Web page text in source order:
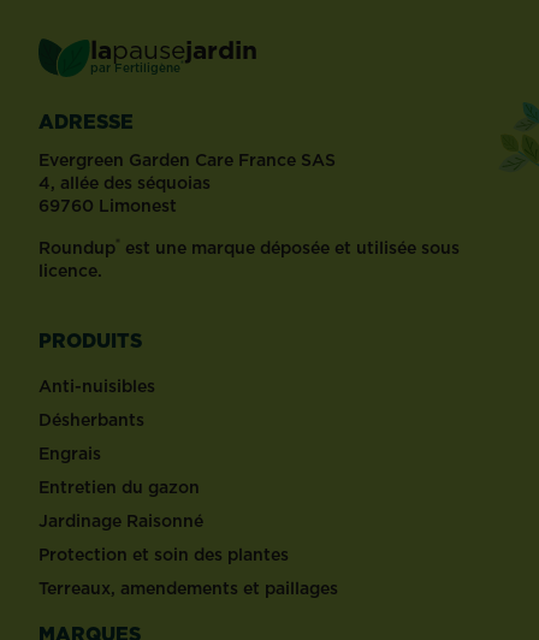
lapausejardin
par Fertiligène ®
ADRESSE
Evergreen Garden Care France SAS
4, allée des séquoias
69760 Limonest
Roundup® est une marque déposée et utilisée sous
licence.
PRODUITS
Anti-nuisibles
Désherbants
Engrais
Entretien du gazon
Jardinage Raisonné
Protection et soin des plantes
Terreaux, amendements et paillages
MARQUES